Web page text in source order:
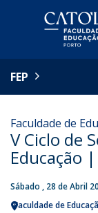
FEP
Faculdade de
V Ciclo de
Educação
Sábado , 28 de Abril
Faculdade de